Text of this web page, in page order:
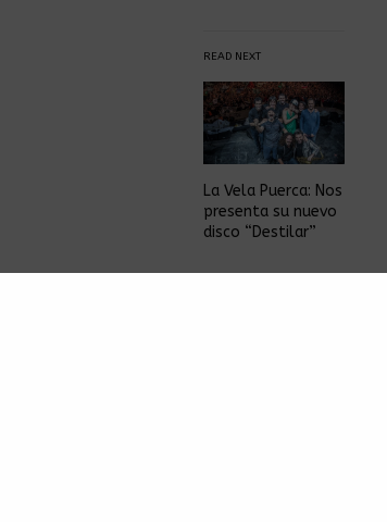
READ NEXT
La Vela Puerca: Nos
presenta su nuevo
disco “Destilar”